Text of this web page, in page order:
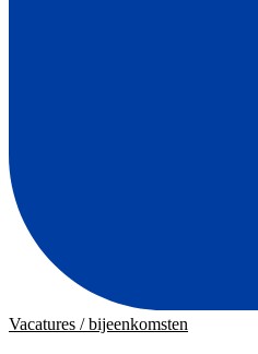
Vacatures / bijeenkomsten